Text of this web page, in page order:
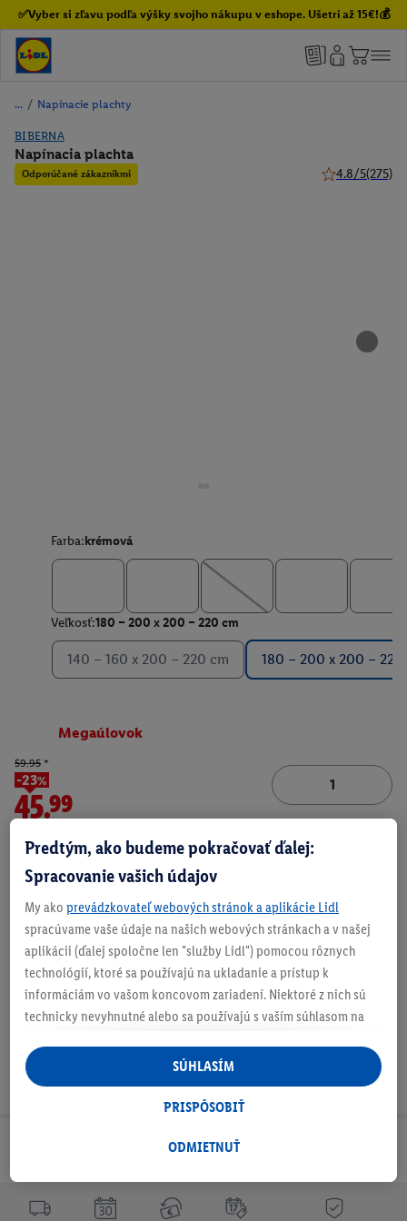
✅Vyber si zľavu podľa výšky svojho nákupu v eshope. Ušetri až 15€!💰
/ Napínacie plachty
BIBERNA
Napínacia plachta
Odporúčané zákazníkmi 4.8/5(275)
Farba:krémová
Veľkosť:180 – 200 x 200 – 220 cm
140 – 160 x 200 – 220 cm 180 – 200 x 200 – 220
Megaúlovok
59.95 *
-23%
45.99
Doručenie
Číslo produktu: 100251944006
O produkte
Odoberaj Newsletter!
Predtým, ako budeme pokračovať ďalej:
Spracovanie vašich údajov
My ako prevádzkovateľ webových stránok a aplikácie Lidl
spracúvame vaše údaje na našich webových stránkach a v našej
aplikácii (ďalej spoločne len "služby Lidl") pomocou rôznych
technológií, ktoré sa používajú na ukladanie a prístup k
informáciám vo vašom koncovom zariadení. Niektoré z nich sú
technicky nevyhnutné alebo sa používajú s vaším súhlasom na
personalizovanú reklamu v rámci služieb Lidl aj mimo nich. Ak
ste účastníkom programu Lidl Plus, na tieto účely sa spracúvajú
aj údaje z vášho nákupného správania v obchode.
následne si vytvoríte účet Lidl Plus alebo sa prihlásite do svojho
ktorú tam uvediete, aby sme vás mohli rozpoznať v službách
ODMIETNUŤ
PRISPÔSOBIŤ
SÚHLASÍM